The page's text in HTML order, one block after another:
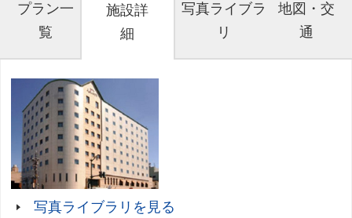
プラン一
覧
施設詳
細
写真ライブラ
リ
地図・交
通
写真ライブラリを見る